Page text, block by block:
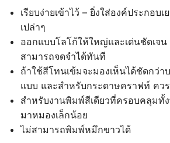
เรียบง่ายเข้าไว้ – ยิ่งใส่องค์ประกอบ
เปล่าๆ
ออกแบบโลโก้ให้ใหญ่และเด่นชัดเจ
สามารถจดจำได้ทันที
ถ้าใช้สีโทนเข้มจะมองเห็นได้ชัดกว่า
แบบ และสำหรับกระดาษคราฟท์ คว
สำหรับงานพิมพ์สีเดียวที่ครอบคลุมทั้
มาหมองเล็กน้อย
ไม่สามารถพิมพ์หมึกขาวได้